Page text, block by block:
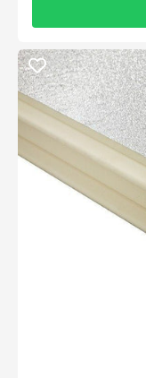
BAUDER
Isolatieplaten
1200x600x50mm
TG